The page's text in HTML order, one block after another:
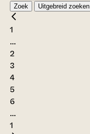
Zoek Uitgebreid zoeken
1
...
2
3
4
5
6
...
1